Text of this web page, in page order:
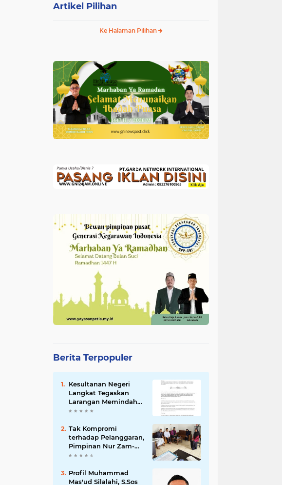
Artikel Pilihan
Ke Halaman Pilihan
Berita Terpopuler
Kesultanan Negeri
Langkat Tegaskan
Larangan Memindah
Hak atas Tanah Adat
Tak Kompromi
terhadap Pelanggaran,
Pimpinan Nur Zam-
Zam Ambil Langkah
Profil Muhammad
Mas'ud Silalahi, S.Sos